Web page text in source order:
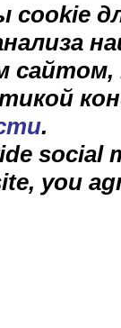
.
social
you